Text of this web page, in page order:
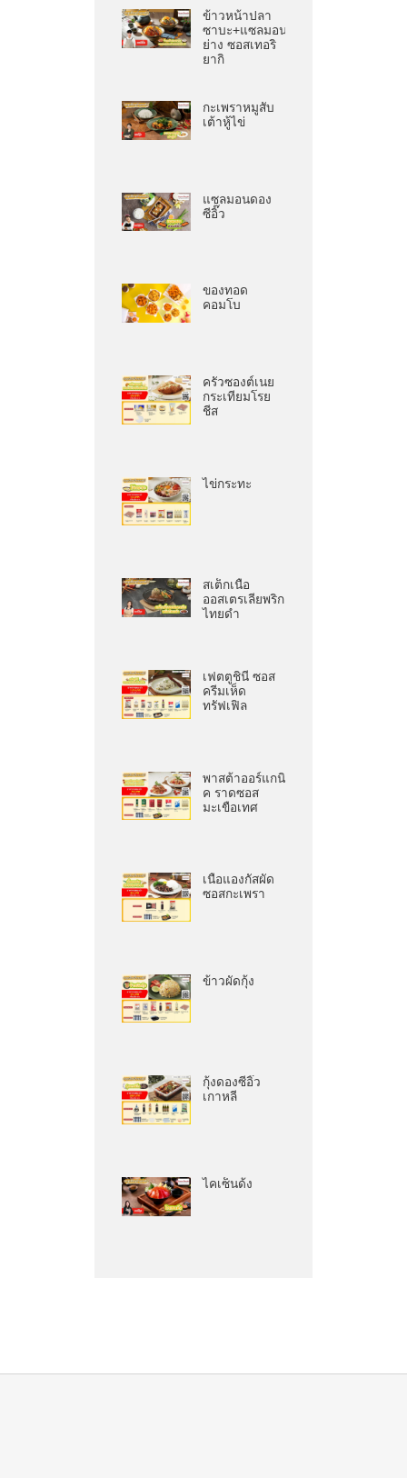
ข้าวหน้าปลา
ซาบะ+แซลมอน
ย่าง ซอสเทอริ
ยากิ
กะเพราหมูสับ
เต้าหู้ไข่
แซลมอนดอง
ซีอิ๊ว
ของทอด
คอมโบ
ครัวซองต์เนย
กระเทียมโรย
ชีส
ไข่กระทะ
สเต็กเนื้อ
ออสเตรเลียพริก
ไทยดำ
เฟตตูชินี ซอส
ครีมเห็ด
ทรัฟเฟิล
พาสต้าออร์แกนิ
ค ราดซอส
มะเขือเทศ
เนื้อแองกัสผัด
ซอสกะเพรา
ข้าวผัดกุ้ง
กุ้งดองซีอิ๊ว
เกาหลี
ไคเซ็นด้ง